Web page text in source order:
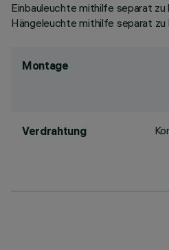
Einbauleuchte mithilfe separat
Hängeleuchte mithilfe separat zu
Montage
Verdrahtung